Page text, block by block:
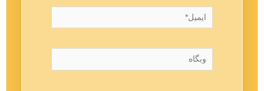
ایمیل*
وبگاه